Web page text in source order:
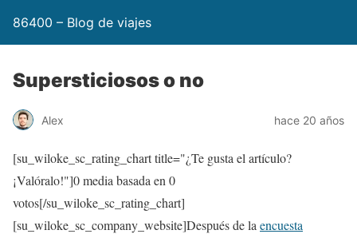
86400 – Blog de viajes
Supersticiosos o no
Alex hace 20 años
[su_wiloke_sc_rating_chart title="¿Te gusta el artículo?
¡Valóralo!"]0media basada en 0
votos[/su_wiloke_sc_rating_chart]
[su_wiloke_sc_company_website]Después de la encuesta